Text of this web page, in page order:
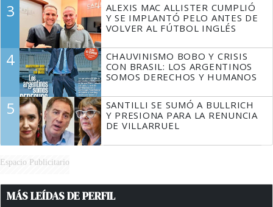
3
ALEXIS MAC ALLISTER CUMPLIÓ
Y SE IMPLANTÓ PELO ANTES DE
VOLVER AL FÚTBOL INGLÉS
4
CHAUVINISMO BOBO Y CRISIS
CON BRASIL: LOS ARGENTINOS
SOMOS DERECHOS Y HUMANOS
5
SANTILLI SE SUMÓ A BULLRICH
Y PRESIONA PARA LA RENUNCIA
DE VILLARRUEL
Espacio Publicitario
MÁS LEÍDAS DE PERFIL